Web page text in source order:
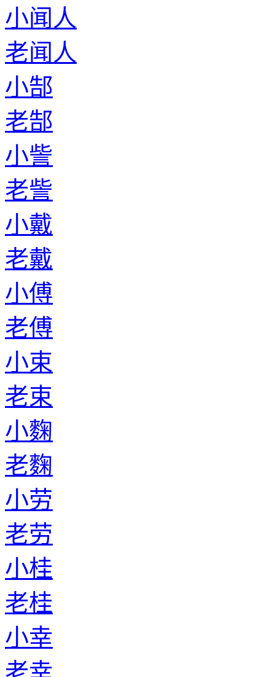
小闻人
老闻人
小郜
老郜
小訾
老訾
小戴
老戴
小傅
老傅
小束
老束
小麴
老麴
小劳
老劳
小桂
老桂
小幸
老幸